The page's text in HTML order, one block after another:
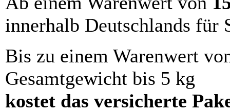
innerhalb Deutschlands für
Bis zu einem Warenwert
Gesamtgewicht bis 5 kg
kostet das versicherte